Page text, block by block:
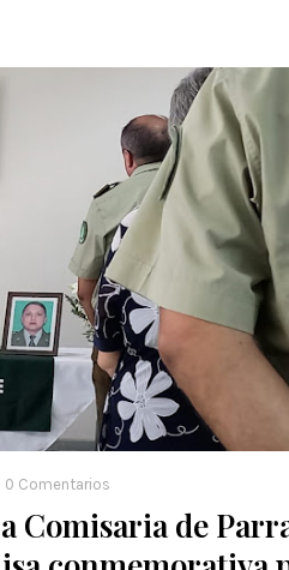
0 Comentarios
Comisaria de